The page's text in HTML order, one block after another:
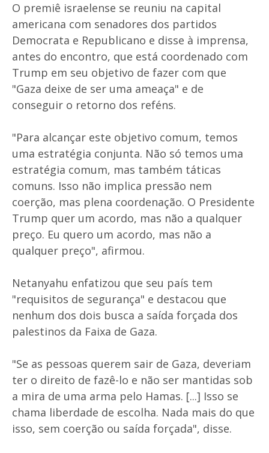
O premiê israelense se reuniu na capital
americana com senadores dos partidos
Democrata e Republicano e disse à imprensa,
antes do encontro, que está coordenado com
Trump em seu objetivo de fazer com que
"Gaza deixe de ser uma ameaça" e de
conseguir o retorno dos reféns.
"Para alcançar este objetivo comum, temos
uma estratégia conjunta. Não só temos uma
estratégia comum, mas também táticas
comuns. Isso não implica pressão nem
coerção, mas plena coordenação. O Presidente
Trump quer um acordo, mas não a qualquer
preço. Eu quero um acordo, mas não a
qualquer preço", afirmou.
Netanyahu enfatizou que seu país tem
"requisitos de segurança" e destacou que
nenhum dos dois busca a saída forçada dos
palestinos da Faixa de Gaza.
"Se as pessoas querem sair de Gaza, deveriam
ter o direito de fazê-lo e não ser mantidas sob
a mira de uma arma pelo Hamas. [...] Isso se
chama liberdade de escolha. Nada mais do que
isso, sem coerção ou saída forçada", disse.